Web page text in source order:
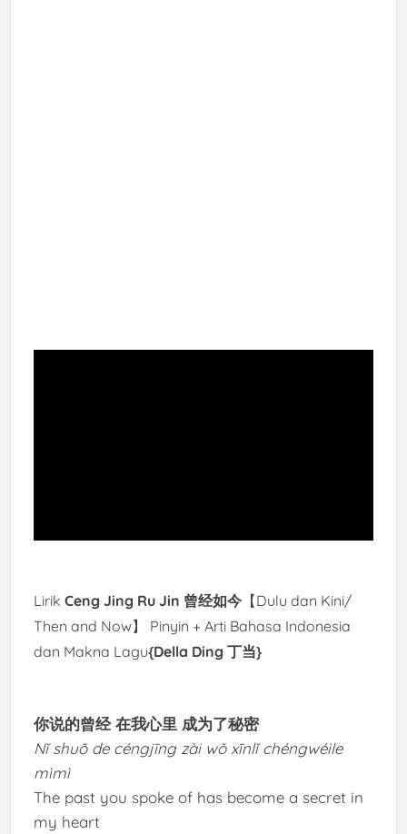
Lirik Ceng Jing Ru Jin 曾经如今【Dulu dan Kini/
Then and Now】 Pinyin + Arti Bahasa Indonesia
dan Makna Lagu{Della Ding 丁当}
你说的曾经 在我心里 成为了秘密
Nǐ shuō de céngjīng zài wǒ xīnlǐ chéngwéile
mìmì
The past you spoke of has become a secret in
my heart